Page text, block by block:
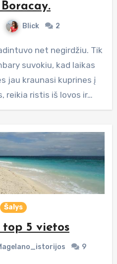
Blick 2
suvokiu, kad laikas
jau kraunasi kuprines į
reikia ristis iš lovos ir…
Šalys
5 vietos
9